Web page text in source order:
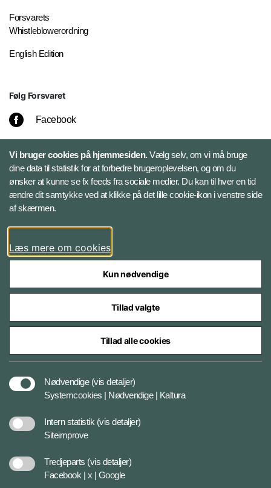
Forsvarets
Whistleblowerordning
English Edition
Følg Forsvaret
Facebook
Instagram
Bluesky
Styrelser og myndigheder under Forsvarsministeriet
Databeskyttelse og ansvar
Cookiepolitik
Tilgængelighedserklæring
Vi bruger cookies på hjemmesiden.Vælg selv, om vi må bruge
dine data til statistik for at forbedre brugeroplevelsen, og om du
ønsker at kunne se fx feeds fra sociale medier. Du kan til hver en tid
ændre dit samtykke ved at klikke på det lille cookie-ikon i venstre side
af skærmen.
Læs mere om cookies
Kun nødvendige
Tillad valgte
Tillad alle cookies
Nødvendige (vis detaljer)
Systemcookies | Nødvendige | Kaltura
Intern statistik (vis detaljer)
Siteimprove
Tredjeparts (vis detaljer)
Facebook | x | Google